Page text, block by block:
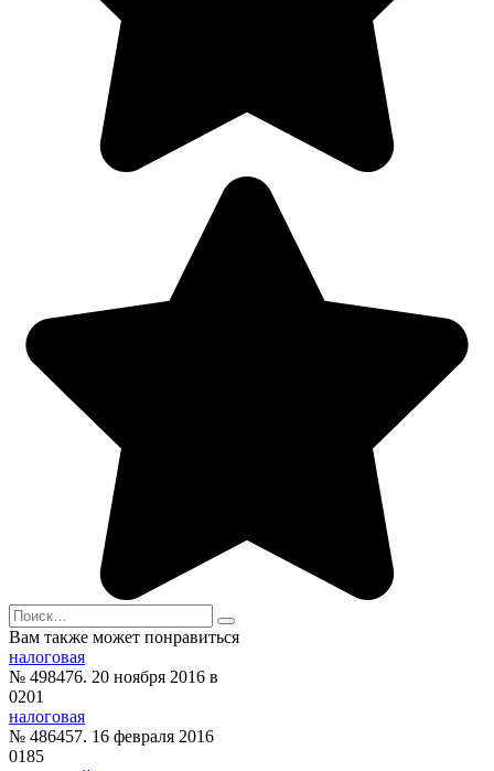
Search
for:
Вам также может понравиться
налоговая
№ 498476. 20 ноября 2016 в
0201
налоговая
№ 486457. 16 февраля 2016
0185